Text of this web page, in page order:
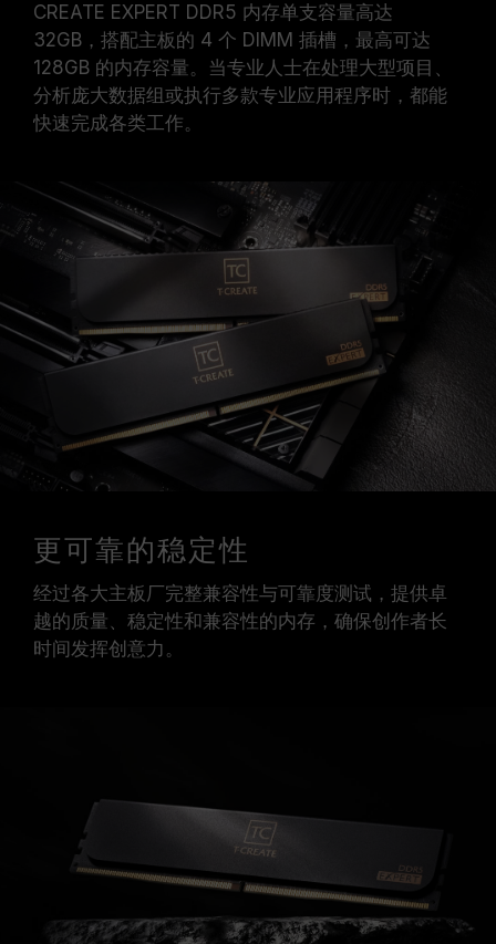
CREATE EXPERT DDR5 内存单支容量高达
32GB，搭配主板的 4 个 DIMM 插槽，最高可达
128GB 的内存容量。当专业人士在处理大型项目、
分析庞大数据组或执行多款专业应用程序时，都能
快速完成各类工作。
更可靠的稳定性
经过各大主板厂完整兼容性与可靠度测试，提供卓
越的质量、稳定性和兼容性的内存，确保创作者长
时间发挥创意力。